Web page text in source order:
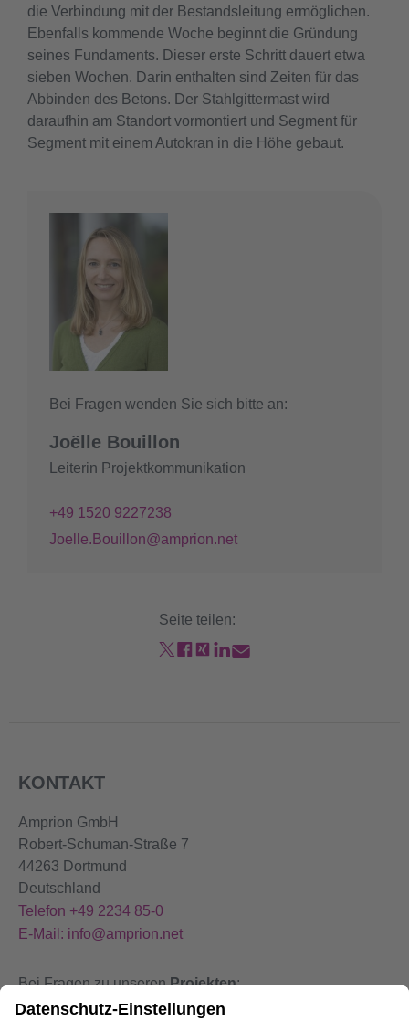
die Verbindung mit der Bestandsleitung ermöglichen.
Ebenfalls kommende Woche beginnt die Gründung
seines Fundaments. Dieser erste Schritt dauert etwa
sieben Wochen. Darin enthalten sind Zeiten für das
Abbinden des Betons. Der Stahlgittermast wird
daraufhin am Standort vormontiert und Segment für
Segment mit einem Autokran in die Höhe gebaut.
Bei Fragen wenden Sie sich bitte an:
Joëlle Bouillon
Leiterin Projektkommunikation
+49 1520 9227238
Joelle.Bouillon@amprion.net
Seite teilen:
KONTAKT
Amprion GmbH
Robert-Schuman-Straße 7
44263 Dortmund
Deutschland
Telefon +49 2234 85-0
E-Mail: info@amprion.net
Bei Fragen zu unserenProjekten:
+49 800 584 9000